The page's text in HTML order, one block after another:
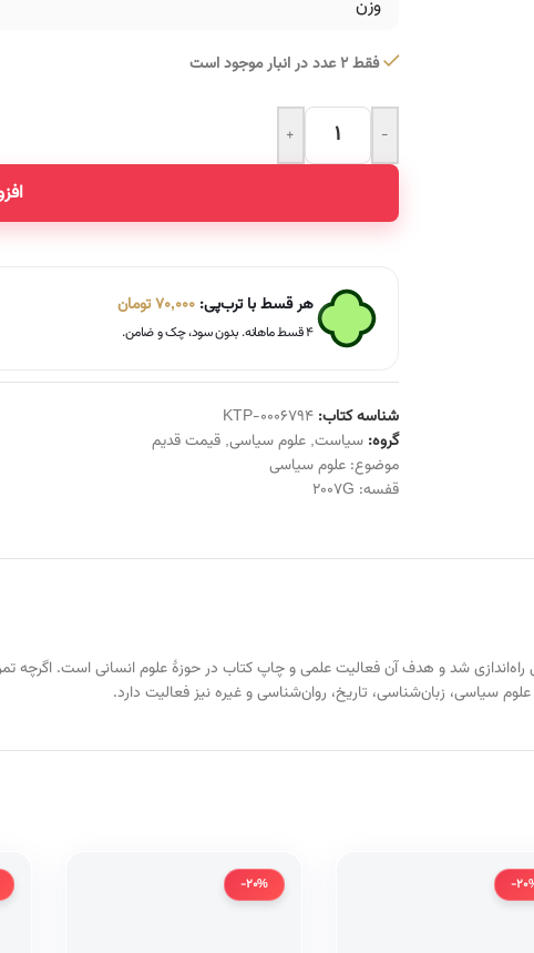
وزن
فقط 2 عدد در انبار موجود است
-
+
Alternative:
هر قسط با ترب‌پی:70,000تومان
۴ قسط ماهانه. بدون سود، چک و ضامن.
شناسه کتاب:KTP-0006794
گروه: سیاست, علوم سیاسی, قیمت قدیم
موضوع:علوم سیاسی
قفسه: 2007G
سلطانی راه‌اندازی شد و هدف آن فعالیت علمی و چاپ کتاب در حوزهٔ علوم انسانی
سیاسی، زبان‌شناسی، تاریخ، روان‌شناسی و غیره نیز فعالیت دارد.
-
-20%